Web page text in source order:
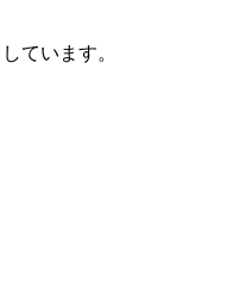
ています。